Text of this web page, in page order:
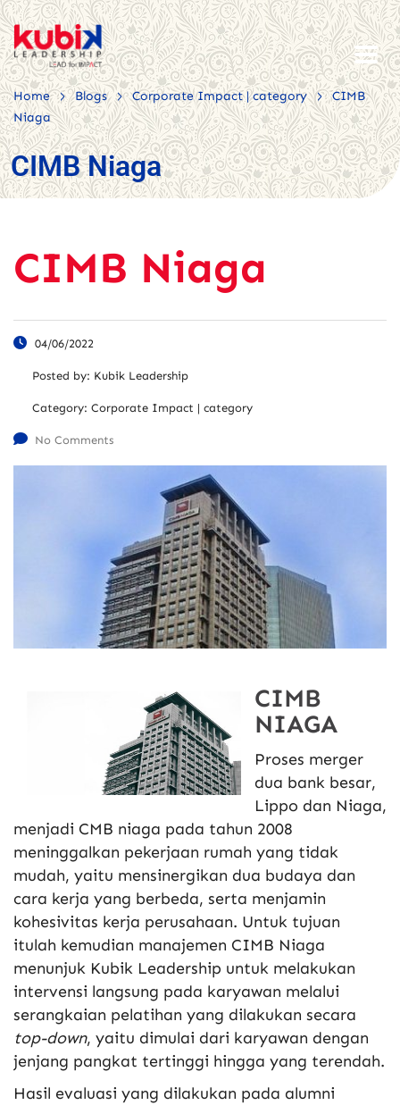
Home > Blogs > Corporate Impact | category >
CIMB
Niaga
CIMB Niaga
CIMB Niaga
04/06/2022
Posted by: Kubik Leadership
Category: Corporate Impact | category
No Comments
CIMB
NIAGA
Proses merger
dua bank besar,
Lippo dan Niaga,
menjadi CMB niaga pada tahun 2008
meninggalkan pekerjaan rumah yang tidak
mudah, yaitu mensinergikan dua budaya dan
cara kerja yang berbeda, serta menjamin
kohesivitas kerja perusahaan. Untuk tujuan
itulah kemudian manajemen CIMB Niaga
menunjuk Kubik Leadership untuk melakukan
intervensi langsung pada karyawan melalui
serangkaian pelatihan yang dilakukan secara
top-down, yaitu dimulai dari karyawan dengan
jenjang pangkat tertinggi hingga yang terendah.
Hasil evaluasi yang dilakukan pada alumni